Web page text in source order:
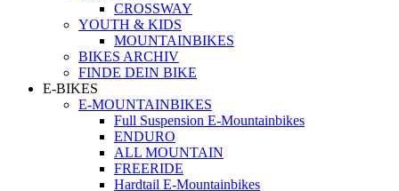
CROSSWAY
YOUTH & KIDS
MOUNTAINBIKES
BIKES ARCHIV
FINDE DEIN BIKE
E-BIKES
E-MOUNTAINBIKES
Full Suspension E-Mountainbikes
ENDURO
ALL MOUNTAIN
FREERIDE
Hardtail E-Mountainbikes